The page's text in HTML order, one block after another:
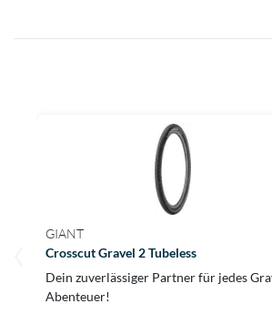
GIANT
Crosscut Gravel 2 Tubeless
Dein zuverlässiger Partner für jedes
Abenteuer!